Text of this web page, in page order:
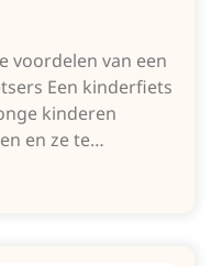
voordelen van een
Een kinderfiets
kinderen
en ze te…